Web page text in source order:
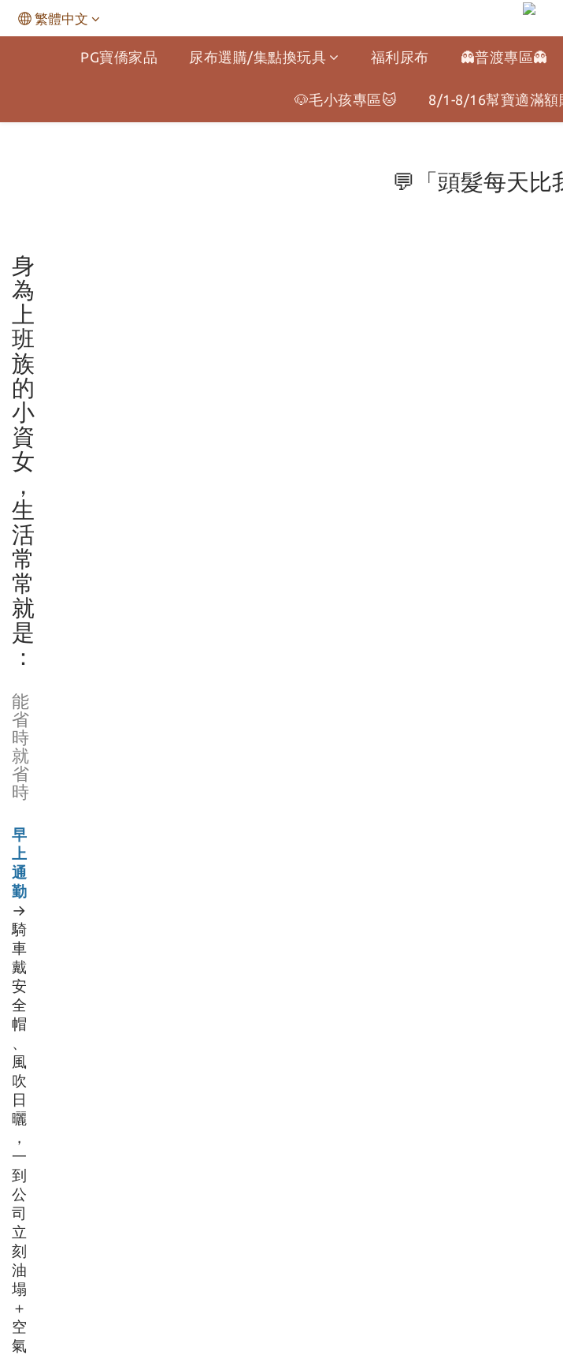
繁體中文
PG寶僑家品 尿布選購/集點換玩具 福利尿布 👻普渡專區👻
🐶毛小孩專區🐱 8/1-8/16幫寶適滿額
💬「頭髮每天比
身
為
上
班
族
的
小
資
女
，
生
活
常
常
就
是
：
能
省
時
就
省
時
早
上
通
勤
→
騎
車
戴
安
全
帽
、
風
吹
日
曬
，
一
到
公
司
立
刻
油
塌
＋
空
氣